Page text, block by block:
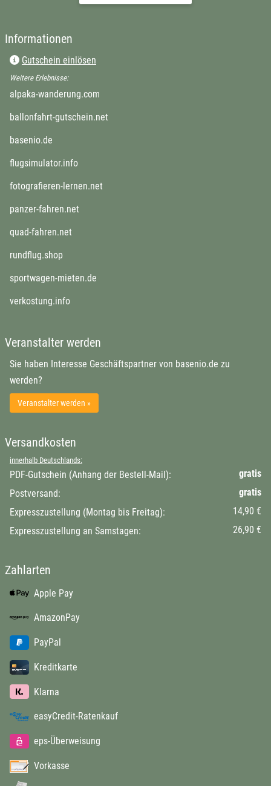
öffnet in neuem Fenster
Informationen
Gutschein einlösen
Weitere Erlebnisse:
alpaka-wanderung.com
ballonfahrt-gutschein.net
basenio.de
flugsimulator.infoöffnet in neuem Fenster
fotografieren-lernen.net
panzer-fahren.net
quad-fahren.net
rundflug.shop
sportwagen-mieten.de
verkostung.infoöffnet in neuem Fenster
Veranstalter werden
Sie haben Interesse Geschäftspartner von basenio.de zu
werden?
Veranstalter werden »
Versandkosten
innerhalb Deutschlands:
PDF-Gutschein (Anhang der Bestell-Mail):
gratis
Postversand:
gratis
Expresszustellung (Montag bis Freitag):
14,90 €
Expresszustellung an Samstagen:
26,90 €
Zahlarten
Apple Pay
AmazonPay
PayPal
Kreditkarte
Klarna
easyCredit-Ratenkauf
eps-Überweisung
Vorkasse